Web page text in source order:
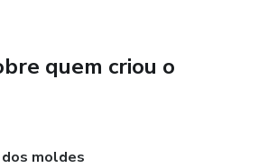
quem criou o
moldes